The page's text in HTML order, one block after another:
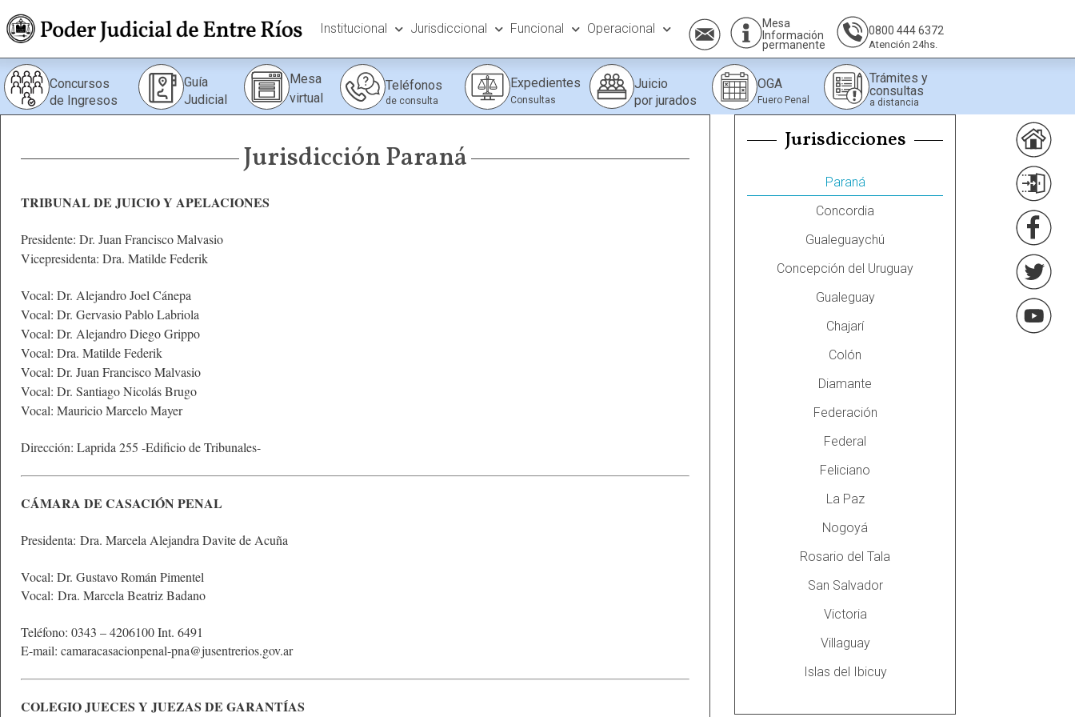
Institucional Jurisdiccional Funcional Operacional
Mesa
Información
permanente
0800 444 6372
Atención 24hs.
Concursos
de Ingresos
Guía
Judicial
Mesa
virtual
Teléfonos
de consulta
Expedientes
Consultas
Juicio
por jurados
OGA
Fuero Penal
Trámites y
consultas
a distancia
Jurisdicción Paraná
TRIBUNAL DE JUICIO Y APELACIONES
Presidente: Dr. Juan Francisco Malvasio
Vicepresidenta: Dra. Matilde Federik
Vocal: Dr. Alejandro Joel Cánepa
Vocal: Dr. Gervasio Pablo Labriola
Vocal: Dr. Alejandro Diego Grippo
Vocal: Dra. Matilde Federik
Vocal: Dr. Juan Francisco Malvasio
Vocal: Dr. Santiago Nicolás Brugo
Vocal: Mauricio Marcelo Mayer
Dirección: Laprida 255 -Edificio de Tribunales-
CÁMARA DE CASACIÓN PENAL
Presidenta: Dra. Marcela Alejandra Davite de Acuña
Vocal: Dr. Gustavo Román Pimentel
Vocal: Dra. Marcela Beatriz Badano
Teléfono: 0343 – 4206100 Int. 6491
E-mail: camaracasacionpenal-pna@jusentrerios.gov.ar
COLEGIO JUECES Y JUEZAS DE GARANTÍAS
Jurisdicciones
Paraná
Concordia
Gualeguaychú
Concepción del Uruguay
Gualeguay
Chajarí
Colón
Diamante
Federación
Federal
Feliciano
La Paz
Nogoyá
Rosario del Tala
San Salvador
Victoria
Villaguay
Islas del Ibicuy